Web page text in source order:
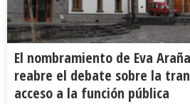
El nombramiento de Eva
reabre el debate sobre la
acceso a la función pública